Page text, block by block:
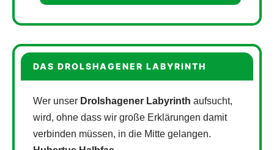
DAS DROLSHAGENER LABYRINTH
Wer unser Drolshagener Labyrinth aufsucht,
wird, ohne dass wir große Erklärungen damit
verbinden müssen, in die Mitte gelangen.